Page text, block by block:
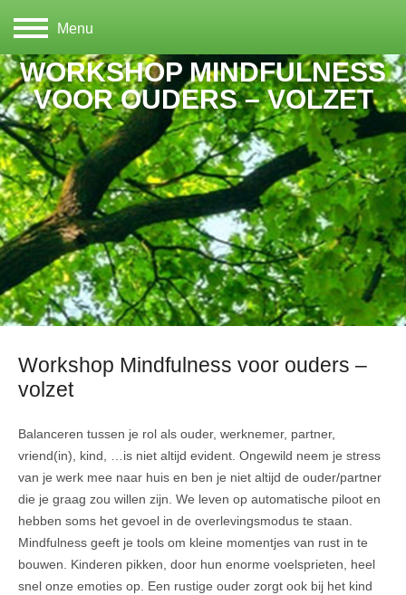
Menu
WORKSHOP MINDFULNESS
VOOR OUDERS – VOLZET
Workshop Mindfulness voor ouders –
volzet
Balanceren tussen je rol als ouder, werknemer, partner,
vriend(in), kind, …is niet altijd evident. Ongewild neem je stress
van je werk mee naar huis en ben je niet altijd de ouder/partner
die je graag zou willen zijn. We leven op automatische piloot en
hebben soms het gevoel in de overlevingsmodus te staan.
Mindfulness geeft je tools om kleine momentjes van rust in te
bouwen. Kinderen pikken, door hun enorme voelsprieten, heel
snel onze emoties op. Een rustige ouder zorgt ook bij het kind